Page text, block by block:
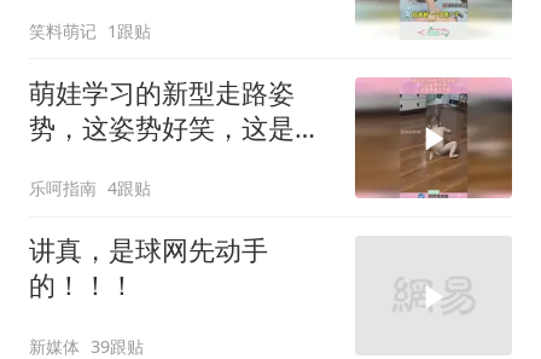
笑料萌记 1跟贴
萌娃学习的新型走路姿
势，这姿势好笑，这是跟
乐呵指南 4跟贴
讲真，是球网先动手
的！！！
新媒体 39跟贴